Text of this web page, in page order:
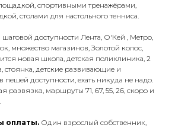
спортивными тренажёрами,
столами для настольного тенниса.
шаговой доступности Лента, О'Кей , Метро,
множество магазинов, Золотой колос,
новая школа, детская поликлиника, 2
стоянка, детские развивающие и
доступности, ехать никуда не надо.
pазвязкa, мapшруты 71, 67, 55, 26, скоро и
оплаты. Один взрослый собственник,